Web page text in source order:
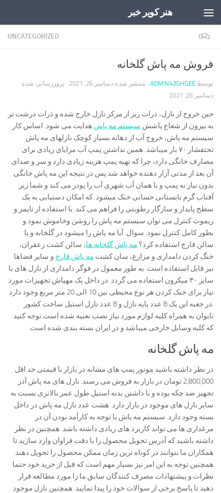
هنر کویر خبر
UNCATEGORIZED 0
فروش مه پاش گلخانه
توسط ADMIN43GHGEE · منتشر شده دسامبر 26, 2021
· بروزرسانی شده
دسامبر 26, 2021
حین خروج از نازل، ذرات ریز از مرکز نازل خارج شده و ذرات درشت تر
به بیرون از شعاع پاشش سیستم مه پاش هدایت می شود. اساس کار
سیستم مه پاش، خروج آب از دهانه بسیار کوچک نازلهای مه پاش
تحتفشار ۷۰ بار میباشد. همین نداشتن پمپ آب مزایای زیادی برای
مصارف خانگی دارد، چرا که تهیه پمپ هزینه زیادی دارد و سر و صدای
آن بعد از مدتی آزار دهنده خواهد شد.پس در نتیجه این مه پاش خانگی
بدون نیاز به پمپ و با همان آب شهری آب را پودر می کند و شما زیر
آفتاب گرم تابستانی حسابی خنک میشود. که امکان دستیابی به یک
سطح پایدار و سازگار رطوبتی را فراهم می کند. با استفاده از تایمر و
ریموت کنترل می توان سیستم مه پاش را روشن وخاموش نمود و
بطور کامل کنترل نمود. سوال: آیا مه پاش را میشود در گلخانه و یا
سالن قارچ استفاده کرد؟ مه پاش گلخانه ها، سالن کشت زعفران،
خنگ کردن دامداری و مزارع، سان کشت مه پاش قارچ و سایر فضاها
نیز قابل استفاده است. به طور معمول در فوگر دامداری از نازل های با
سایز ۳۰ میکرون استفاده می گردد. در داخل پک مهپاش تجهیزات مورد
نیاز برای خنک کردن هر نوع محیطی بین 10 الی 20 متر مربع وجود دارد
.در جعبه این پک 8 عدد پایه نازل و 8 عدد نازل استیل ساخت کشور
تایوان به همراه کلیه لوازم مورد نیاز نصب تعبیه شده است.توجه کنید
که کلیه وسایل خارجی میباشد و در ایران بسته بندی شده است.
مه پاش گلخانه
در نظر داشته باشید موتور پمپ های مشابه در بازار با قیمتی حد اقل
2,800,000 تومان در بازار به فروش می رسند. نازل های مه پاش آذر
تجهیز ضد چکه بوده و با داشتن بدنه استیل طول عمر بالاتری نسبت به
سایر نازل های موجود در بازار دارد. هشت عدد نازل مه پاش در داخل
بسته وجود دارد. سیستم مه پاش با توجه به کارآمد بودن آن در
مرغداری ها می تواند کاربرد های زیادی داشته باشد. همچنین در نظر
داشته باشید که آدرس تحویل محصول را با دقت فراوان وارد سازید تا
همکاران ما بتوانند در کوتاه ترین زمان ممکن محصول را تحویل دهند.
همچنین توجه به این امر نیز بسیار مهم است که قبل از خرید خود حتما
نظرات و پیشنهادات مصرف کنندگان سابق ما را مورد مطالعه قرار
دهید تا پاسخ برخی از سوالات خود را پیدا نمایید. همچنین نازل موجود